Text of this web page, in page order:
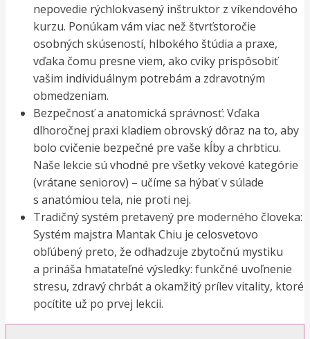
nepovedie rýchlokvasený inštruktor z víkendového
kurzu. Ponúkam vám viac než štvrťstoročie
osobných skúseností, hlbokého štúdia a praxe,
vďaka čomu presne viem, ako cviky prispôsobiť
vašim individuálnym potrebám a zdravotným
obmedzeniam.
Bezpečnosť a anatomická správnosť: Vďaka
dlhoročnej praxi kladiem obrovský dôraz na to, aby
bolo cvičenie bezpečné pre vaše kĺby a chrbticu.
Naše lekcie sú vhodné pre všetky vekové kategórie
(vrátane seniorov) – učíme sa hýbať v súlade
s anatómiou tela, nie proti nej.
Tradičný systém pretavený pre moderného človeka:
Systém majstra Mantak Chiu je celosvetovo
obľúbený preto, že odhadzuje zbytočnú mystiku
a prináša hmatateľné výsledky: funkčné uvoľnenie
stresu, zdravý chrbát a okamžitý prílev vitality, ktoré
pocítite už po prvej lekcii.